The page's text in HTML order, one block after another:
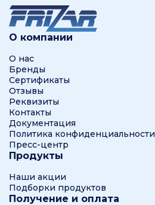
О компании
О нас
Бренды
Сертификаты
Отзывы
Реквизиты
Контакты
Документация
Политика конфиденциальности
Пресс-центр
Продукты
Наши акции
Подборки продуктов
Получение и оплата